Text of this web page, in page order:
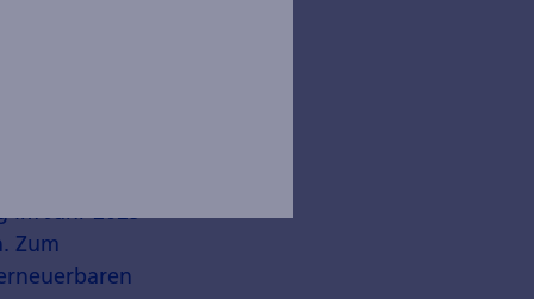
im Jahr 2025
Zum